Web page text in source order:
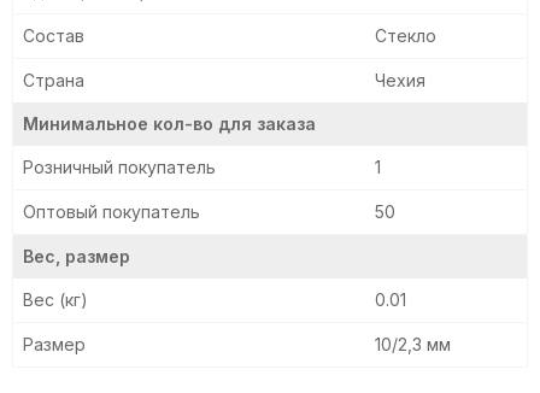
Состав Стекло
Страна Чехия
Минимальное кол-во для заказа
Розничный покупатель 1
Оптовый покупатель 50
Вес, размер
Вес (кг) 0.01
Размер 10/2,3 мм